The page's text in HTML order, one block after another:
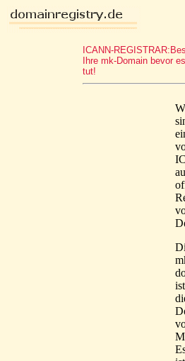
ICANN-
Ihre mk-Domain bevor
tut!
ist